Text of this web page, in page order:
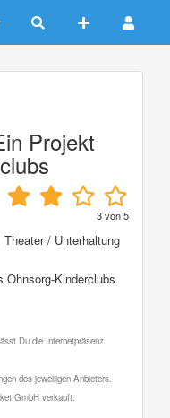
Projekt
3von5
Theater / Unterhaltung
Ohnsorg-Kinderclubs
Du die Internetpräsenz
des jeweiligen Anbieters.
GmbH verkauft.